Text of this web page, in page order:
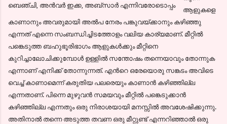
ബെഞ്ചി, അന്‍വര്‍ ഇക്ക, അബ്സാര്‍ എന്നിവരോടൊപ്പം
ആളുകളെ
കാണാനും അവരുമായി അല്‍പ നേരം പങ്കുവയ്ക്കാനും കഴിഞ്ഞു
എന്നത് എന്നെ സംബന്ധിച്ചിടത്തോളം വലിയ കാര്യമാണ്. മീറ്റില്‍
പങ്കെടുത്ത ബഹുഭൂരിഭാഗം ആളുകള്‍ക്കും മീറ്റിനെ
കുറിച്ചാലോചിക്കുമ്പോള്‍ ഉള്ളില്‍ സന്തോഷം തന്നെയാവും തോന്നുക
എന്നാണ് എനിക്ക് തോന്നുന്നത്. എന്‍റെ ഒരേയൊരു സങ്കടം അവിടെ
വെച്ച് കാണാമെന്ന് കരുതിയ പലരെയും കാണാന്‍ കഴിഞ്ഞില്ല
എന്നതാണ്. പിന്നെ മുഴുവന്‍ സമയവും മീറ്റില്‍ പങ്കെടുക്കാന്‍
കഴിഞ്ഞില്ല എന്നതും ഒരു നിരാശയായി മനസ്സില്‍ അവശേഷിക്കുന്നു.
അതിനാല്‍ തന്നെ അടുത്ത തവണ ഒരു മീറ്റുണ്ട് എന്നറിഞ്ഞാല്‍ ഒരു